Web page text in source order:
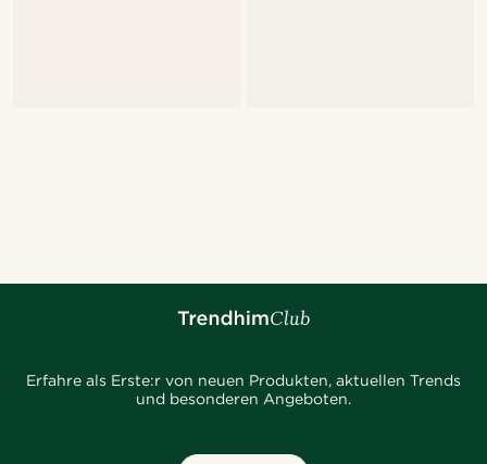
Erfahre als Erste:r von neuen Produkten, aktuellen Trends
und besonderen Angeboten.